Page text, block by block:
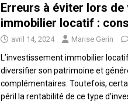
Erreurs à éviter lors
immobilier locatif :
avril 14, 2024 Marise Gerin
L’investissement immobilier
diversifier son patrimoine et
complémentaires. Toutefois,
péril la rentabilité de ce type